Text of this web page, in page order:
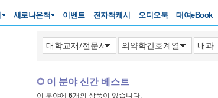
새로나온책 이벤트 전자책캐시 오디오북 대여eBook
이 분야 신간 베스트
이 분야에 6개의 상품이 있습니다.